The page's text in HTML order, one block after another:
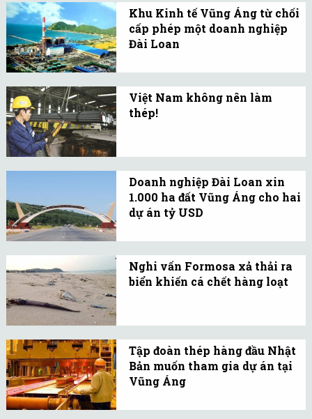
giá 2.000 tỷ đồng trong
thời hạn 12 năm.
Khu Kinh tế Vũng Áng từ chối
cấp phép một doanh nghiệp
Đài Loan
từ chối nhiều doanh
nghiệp ngỏ ý muốn đầu
xuất.
Việt Nam không nên làm
thép!
Quốc vẫn thấp hơn thép
Việt Nam khoảng 10%.
Doanh nghiệp Đài Loan xin
1.000 ha đất Vũng Áng cho hai
dự án tỷ USD
1,5 tỷ USD và dự án chăn
nuôi, công nghiệp thực
Nghi vấn Formosa xả thải ra
biển khiến cá chết hàng loạt
phát hiện đường ống xả
thải hàng km xuống
Vũng Áng nghi của
Tập đoàn thép hàng đầu Nhật
Bản muốn tham gia dự án tại
Vũng Áng